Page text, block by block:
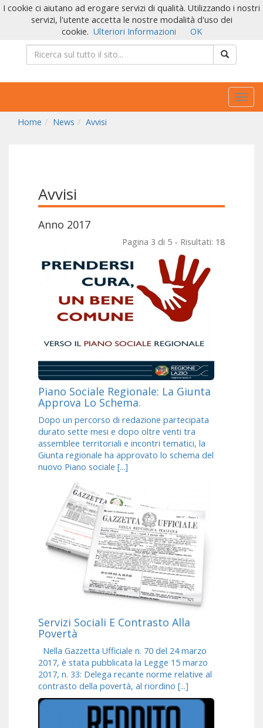
Home
News Avvisi
Avvisi
Anno 2017
Pagina 3 di 5 - Risultati: 18
Piano Sociale Regionale: La Giunta
Approva Lo Schema.
Dopo un percorso di redazione partecipata
durato sette mesi e dopo oltre venti tra
assemblee territoriali e incontri tematici, la
Giunta regionale ha approvato lo schema del
nuovo Piano sociale [...]
Servizi Sociali E Contrasto Alla
Povertà
Nella Gazzetta Ufficiale n. 70 del 24 marzo
2017, è stata pubblicata la Legge 15 marzo
2017, n. 33: Delega recante norme relative al
contrasto della povertà, al riordino [...]
I cookie ci aiutano ad erogare servizi di qualità. Utilizzando i nostri
servizi, l'utente accetta le nostre modalità d'uso dei
cookie. Ulteriori Informazioni OK